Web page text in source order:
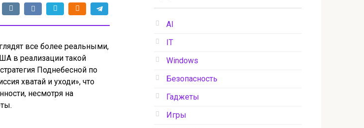
все более реальными,
в реализации такой
Поднебесной по
хватай и уходи», что
несмотря на
AI
IT
Windows
Безопасность
Гаджеты
Игры